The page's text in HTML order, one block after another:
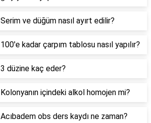
Serim ve düğüm nasıl ayırt edilir?
100'e kadar çarpım tablosu nasıl yapılır?
3 düzine kaç eder?
Kolonyanın içindeki alkol homojen mi?
Acıbadem obs ders kaydı ne zaman?